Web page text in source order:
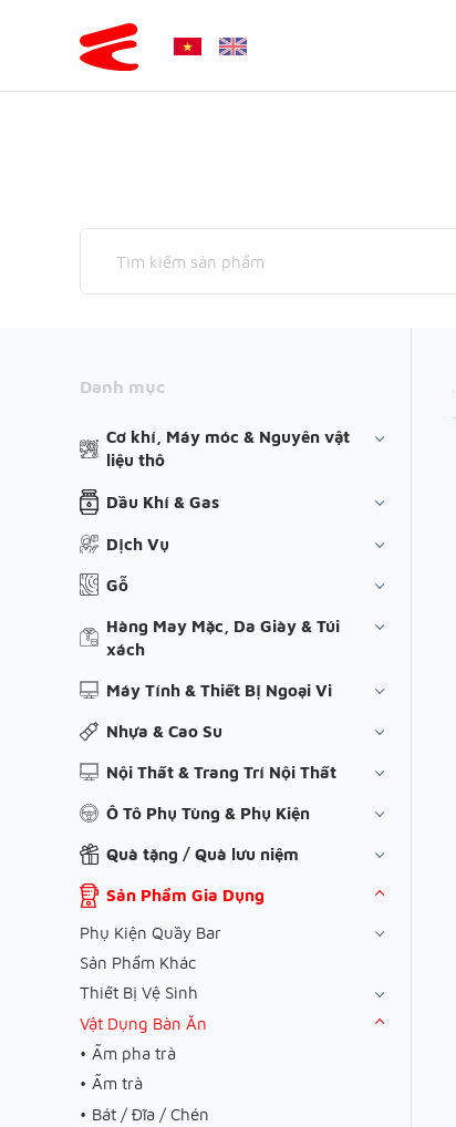
Danh mục
Cơ khí, Máy móc & Nguyên vật
liệu thô
Dầu Khí & Gas
Dịch Vụ
Gỗ
Hàng May Mặc, Da Giày & Túi
xách
Máy Tính & Thiết Bị Ngoại Vi
Nhựa & Cao Su
Nội Thất & Trang Trí Nội Thất
Ô Tô Phụ Tùng & Phụ Kiện
Quà tặng / Quà lưu niệm
Sản Phẩm Gia Dụng
Phụ Kiện Quầy Bar
Sản Phẩm Khác
Thiết Bị Vệ Sinh
Vật Dụng Bàn Ăn
Ấm pha trà
Ấm trà
Bát / Đĩa / Chén